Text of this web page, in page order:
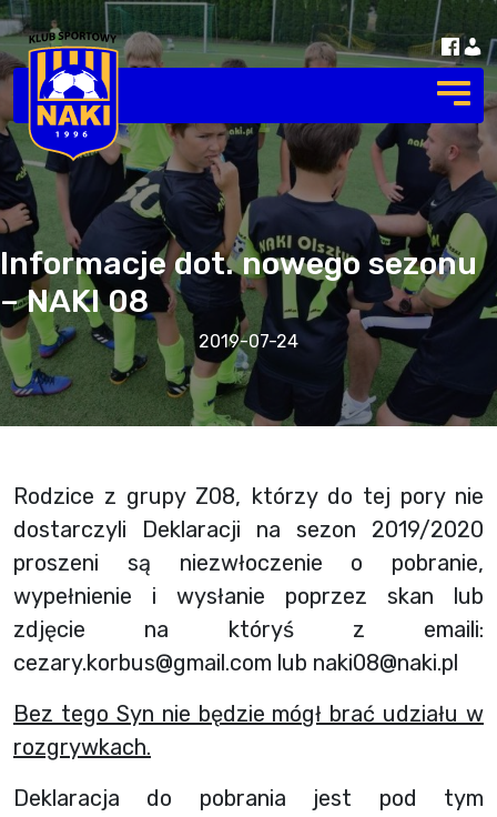
Informacje dot. nowego sezonu
– NAKI 08
2019-07-24
Rodzice z grupy Z08, którzy do tej pory nie
dostarczyli Deklaracji na sezon 2019/2020
proszeni są niezwłoczenie o pobranie,
wypełnienie i wysłanie poprzez skan lub
zdjęcie na któryś z emaili:
cezary.korbus@gmail.com lub naki08@naki.pl
Bez tego Syn nie będzie mógł brać udziału w
rozgrywkach.
Deklaracja do pobrania jest pod tym